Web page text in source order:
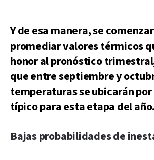
Y de esa manera, se
promediar valores térmicos
honor al pronóstico
que entre septiembre y
temperaturas se ubicarán
típico para esta etapa del año.
Bajas probabilidades de